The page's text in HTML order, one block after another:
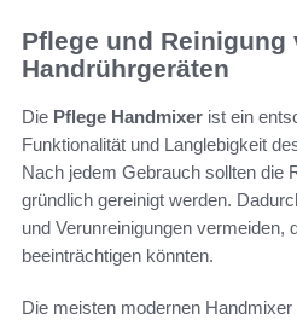
Pflege und Reinigung
Handrührgeräten
Die Pflege Handmixer ist ein
Funktionalität und Langlebigkeit
Nach jedem Gebrauch sollten die
gründlich gereinigt werden.
und Verunreinigungen vermeiden,
beeinträchtigen könnten.
Die meisten modernen